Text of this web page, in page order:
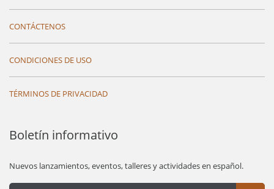
CONTÁCTENOS
CONDICIONES DE USO
TÉRMINOS DE PRIVACIDAD
Boletín informativo
Nuevos lanzamientos, eventos, talleres y actividades en español.